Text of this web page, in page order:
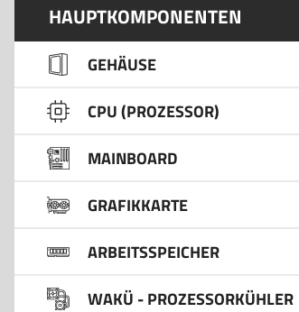
HAUPTKOMPONENTEN
GEHÄUSE
CPU (PROZESSOR)
MAINBOARD
GRAFIKKARTE
ARBEITSSPEICHER
WAKÜ - PROZESSORKÜHLER